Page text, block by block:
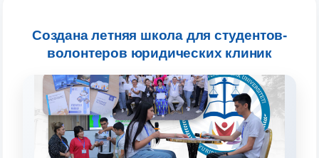
Создана летняя школа для студентов-
волонтеров юридических клиник
Оставляйте здесь свои обращения по
Выберите тему — затем появятся
конкретные вопросы:
1. Документы (бакалавр) (5) 2. Документы (магистр) (4)